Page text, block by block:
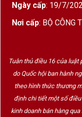
Ngày cấp: 19/7/
Nơi cấp: BỘ CÔNG
Tuân thủ điều 16 của
do Quốc hội ban hành
theo hình thức thương
định chi tiết một số
kinh doanh bán hàng